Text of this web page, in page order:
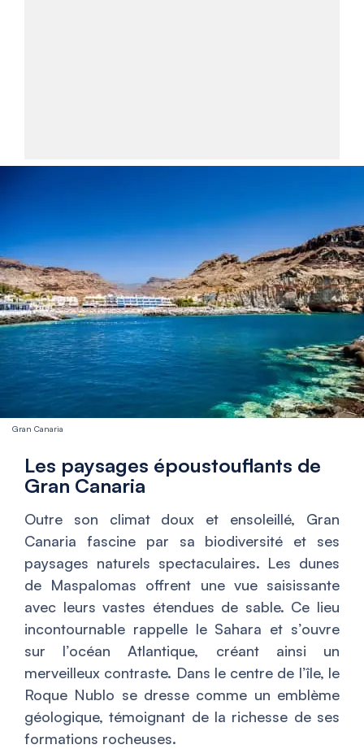
Gran Canaria
Les paysages époustouflants de
Gran Canaria
Outre son climat doux et ensoleillé, Gran
Canaria fascine par sa biodiversité et ses
paysages naturels spectaculaires. Les dunes
de Maspalomas offrent une vue saisissante
avec leurs vastes étendues de sable. Ce lieu
incontournable rappelle le Sahara et s’ouvre
sur l’océan Atlantique, créant ainsi un
merveilleux contraste. Dans le centre de l’île, le
Roque Nublo se dresse comme un emblème
géologique, témoignant de la richesse de ses
formations rocheuses.